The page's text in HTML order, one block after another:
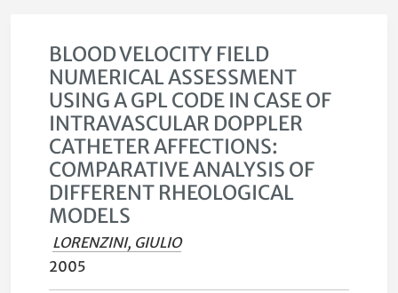
BLOOD VELOCITY FIELD
NUMERICAL ASSESSMENT
USING A GPL CODE IN CASE OF
INTRAVASCULAR DOPPLER
CATHETER AFFECTIONS:
COMPARATIVE ANALYSIS OF
DIFFERENT RHEOLOGICAL
MODELS
LORENZINI, GIULIO
2005